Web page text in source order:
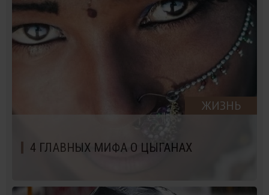
ЖИЗНЬ
4 ГЛАВНЫХ МИФА О ЦЫГАНАХ